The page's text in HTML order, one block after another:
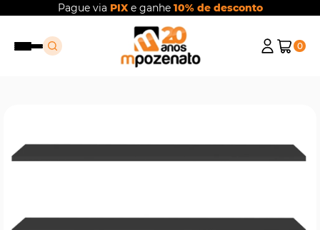
Pague via PIXe ganhe 10% de desconto
0